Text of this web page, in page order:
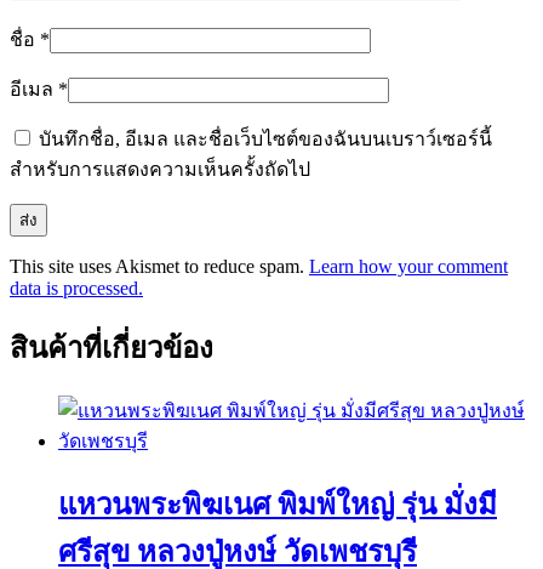
ชื่อ *
อีเมล *
บันทึกชื่อ, อีเมล และชื่อเว็บไซต์ของฉันบนเบราว์เซอร์นี้
สำหรับการแสดงความเห็นครั้งถัดไป
This site uses Akismet to reduce spam. Learn how your comment
data is processed.
สินค้าที่เกี่ยวข้อง
แหวนพระพิฆเนศ พิมพ์ใหญ่ รุ่น มั่งมี
ศรีสุข หลวงปู่หงษ์ วัดเพชรบุรี